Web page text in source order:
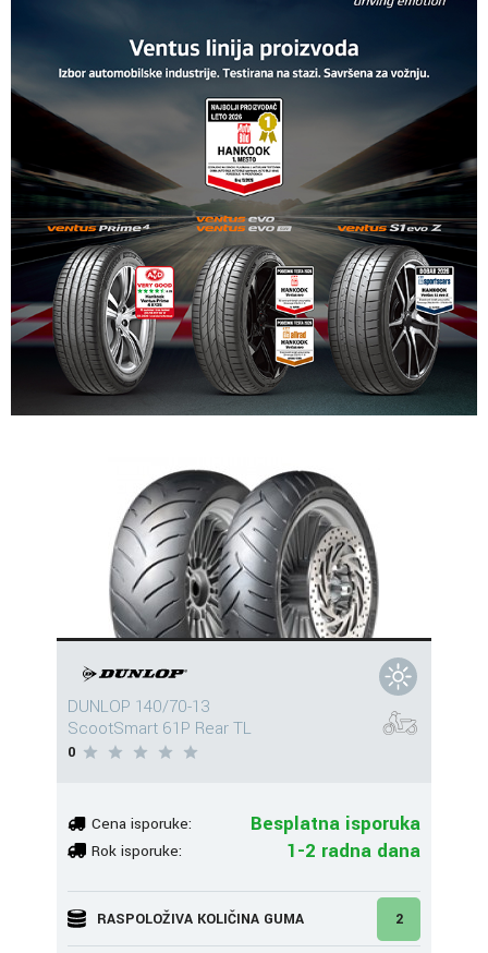
DUNLOP 140/70-13
ScootSmart 61P Rear TL
0
Cena isporuke: Besplatna isporuka
Rok isporuke: 1-2 radna dana
RASPOLOŽIVA KOLIČINA GUMA 2